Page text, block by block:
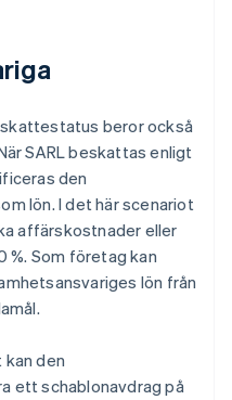
beror också
SARL beskattas enligt
den
lön. I det här scenariot
affärskostnader eller
%. Som företag kan
lön från
kan den
ett schablonavdrag på